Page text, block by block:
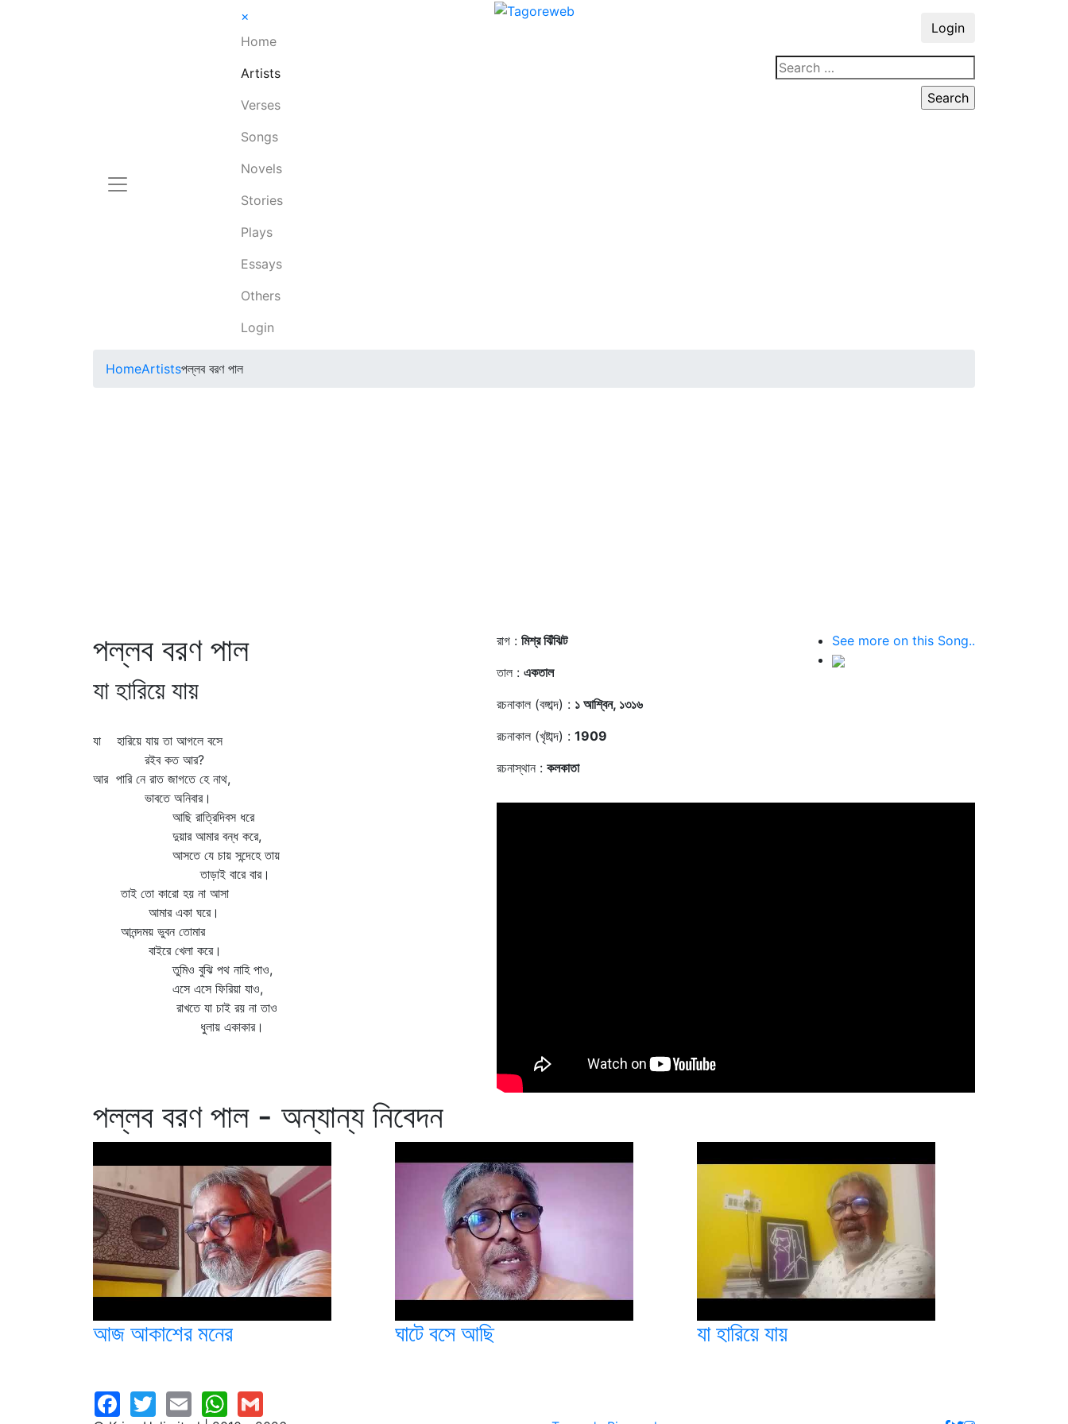
×
Home
Artists
Verses
Songs
Novels
Stories
Plays
Essays
Others
Login
Login
HomeArtistsপল্লব বরণ পাল
পল্লব বরণ পাল
যা হারিয়ে যায়
যা হারিয়ে যায় তা আগলে বসে
রইব কত আর?
আর পারি নে রাত জাগতে হে নাথ,
ভাবতে অনিবার।
আছি রাত্রিদিবস ধরে
দুয়ার আমার বন্ধ করে,
আসতে যে চায় সন্দেহে তায়
তাড়াই বারে বার।
তাই তো কারো হয় না আসা
আমার একা ঘরে।
আনন্দময় ভুবন তোমার
বাইরে খেলা করে।
তুমিও বুঝি পথ নাহি পাও,
এসে এসে ফিরিয়া যাও,
রাখতে যা চাই রয় না তাও
ধুলায় একাকার।
রাগ : মিশ্র ঝিঁঝিট
তাল : একতাল
রচনাকাল (বঙ্গাব্দ) : ১ আশ্বিন, ১৩১৬
রচনাকাল (খৃষ্টাব্দ) : 1909
রচনাস্থান : কলকাতা
See more on this Song..
পল্লব বরণ পাল - অন্যান্য নিবেদন
আজ আকাশের মনের ঘাটে বসে আছি যা হারিয়ে যায়